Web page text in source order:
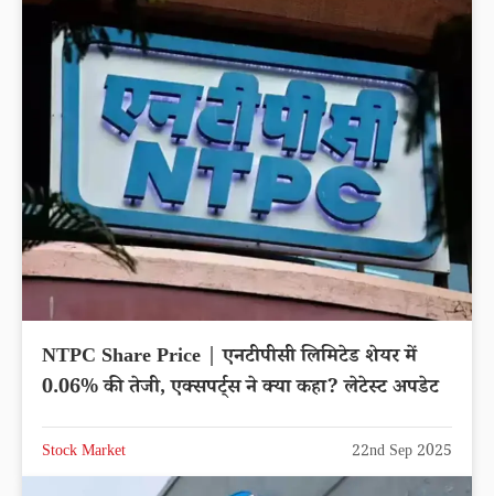
NTPC Share Price | एनटीपीसी लिमिटेड शेयर में
0.06% की तेजी, एक्सपर्ट्स ने क्या कहा? लेटेस्ट अपडेट
Stock Market 22nd Sep 2025